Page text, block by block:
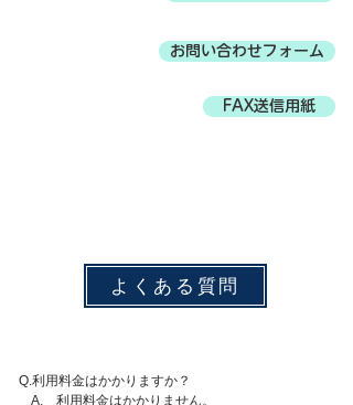
お問い合わせフォーム
FAX送信用紙
よくある質問
Q.利用料金はかかりますか？
A. 利用料金はかかりません。